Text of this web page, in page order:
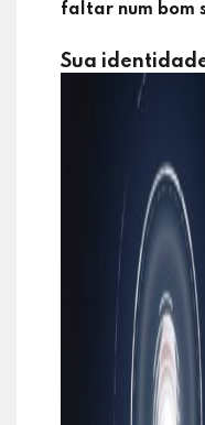
faltar num bom
Sua